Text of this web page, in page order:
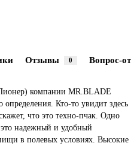
Отзывы 0 Вопрос-
компании MR.BLADE
Кто-то увидит здесь
что это техно-пчак. Одно
надежный и удобный
в полевых условиях. Высокие